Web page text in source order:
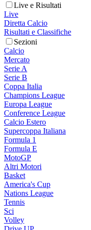
Live e Risultati
Live
Diretta Calcio
Risultati e Classifiche
Sezioni
Calcio
Mercato
Serie A
Serie B
Coppa Italia
Champions League
Europa League
Conference League
Calcio Estero
Supercoppa Italiana
Formula 1
Formula E
MotoGP
Altri Motori
Basket
America's Cup
Nations League
Tennis
Sci
Volley